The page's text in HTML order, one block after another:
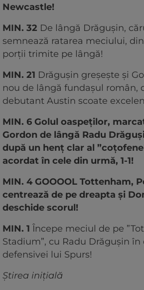
Newcastle!
MIN. 32 De lângă Drăgușin,
semnează ratarea meciului,
porții trimite pe lângă!
MIN. 21 Drăgușin greșește și
nou de lângă fundașul român,
debutant Austin scoate
MIN. 6 Golul oaspeților,
Gordon de lângă Radu
după un henț clar al
acordat în cele din urmă, 1-1!
MIN. 4 GOOOOL Tottenham,
centrează de pe dreapta și
deschide scorul!
MIN. 1 Începe meciul de pe
Stadium”, cu Radu Drăgușin în
defensivei lui Spurs!
Știrea inițială